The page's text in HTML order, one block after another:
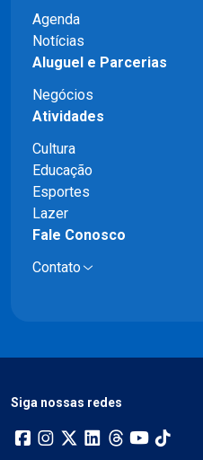
Agenda
Notícias
Aluguel e Parcerias
Negócios
Atividades
Cultura
Educação
Esportes
Lazer
Fale Conosco
Contato
Siga nossas redes